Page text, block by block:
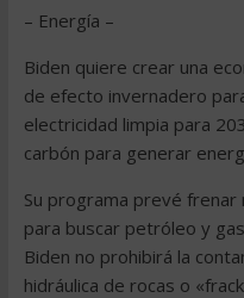
– Energía –
Biden quiere crear una
de efecto invernadero
electricidad limpia para
carbón para generar
Su programa prevé
para buscar petróleo y
Biden no prohibirá la
hidráulica de rocas o